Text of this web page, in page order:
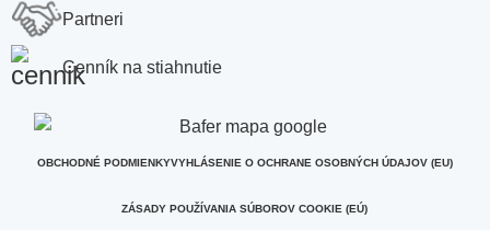
Partneri
Cenník na stiahnutie
OBCHODNÉ PODMIENKYVYHLÁSENIE O OCHRANE OSOBNÝCH ÚDAJOV (EU)
ZÁSADY POUŽÍVANIA SÚBOROV COOKIE (EÚ)